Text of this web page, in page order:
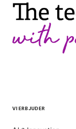
VI ERBJUDER